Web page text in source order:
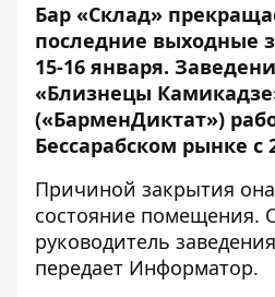
Бар «Склад»
последние выходные
15-16 января.
«Близнецы
(«БарменДиктат»)
Бессарабском рынке с
Причиной закрытия
состояние помещения.
руководитель
передает Информатор.